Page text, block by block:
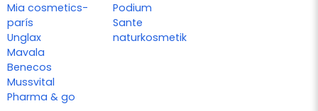
Mia cosmetics-
parís
Unglax
Mavala
Benecos
Mussvital
Pharma & go
Podium
Sante
naturkosmetik